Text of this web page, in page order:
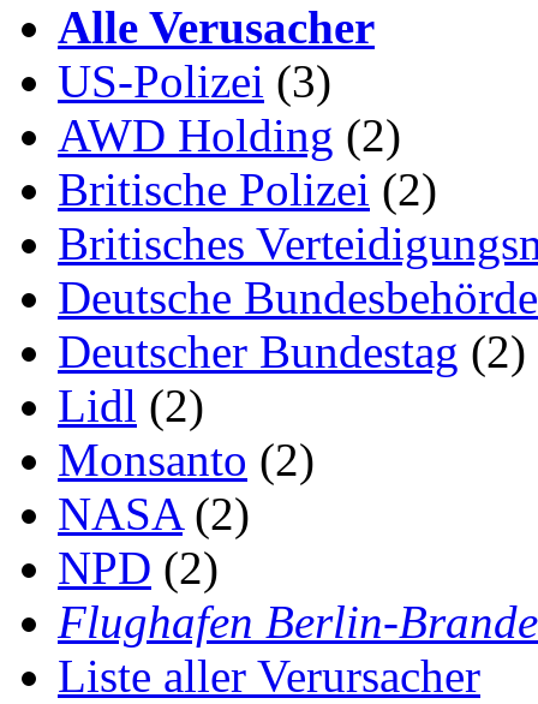
Alle Verusacher
US-Polizei (3)
AWD Holding (2)
Britische Polizei (2)
Britisches
Deutsche
Deutscher Bundestag (2)
Lidl (2)
Monsanto (2)
NASA(2)
NPD (2)
Flughafen Berlin-
Liste aller Verursacher